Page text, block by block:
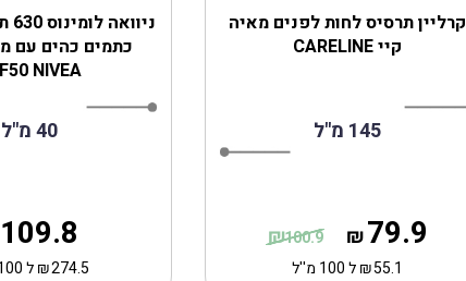
כתמים כהים עם
NIVEA
40 מ"ל
109.8
274.5
₪ל 100 מ''ל
קרליין תרסיס לחות לפנים מאיה
קיי CARELINE
145 מ"ל
79.9
₪
100.9
₪
55.1
₪ל 100 מ''ל